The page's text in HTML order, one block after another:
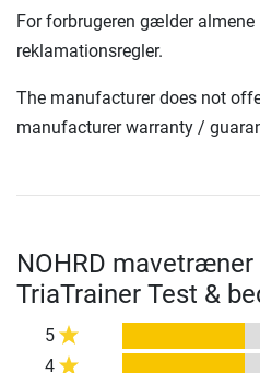
For forbrugeren gælder
reklamationsregler.
The manufacturer does not
manufacturer warranty /
NOHRD
TriaTrainer Test &
5
4